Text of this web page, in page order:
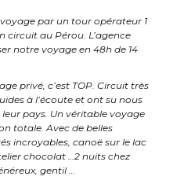
par un tour opérateur 1
au Pérou. L’agence
notre voyage en 48h de 14
privé, c’est TOP. Circuit très
à l’écoute et ont su nous
pays. Un véritable voyage
totale. Avec de belles
incroyables, canoë sur le lac
chocolat …2 nuits chez
gentil …